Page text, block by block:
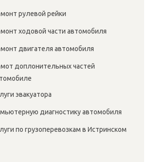
рулевой рейки
ходовой части автомобиля
двигателя автомобиля
доплонительных частей
эвакуатора
диагностику автомобиля
по грузоперевозкам в Истринском